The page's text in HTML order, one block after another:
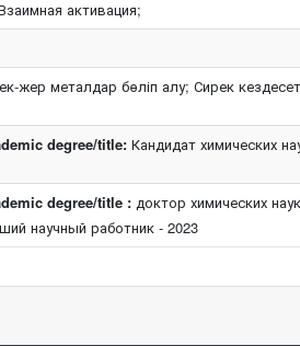
активация;
жер металдар бөліп алу; Сирек
degree/title: Кандидат химических
degree/title : доктор химических
научный работник - 2023